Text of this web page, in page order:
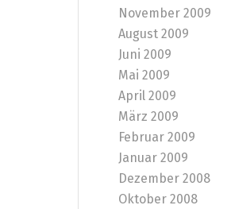
November 2009
August 2009
Juni 2009
Mai 2009
April 2009
März 2009
Februar 2009
Januar 2009
Dezember 2008
Oktober 2008